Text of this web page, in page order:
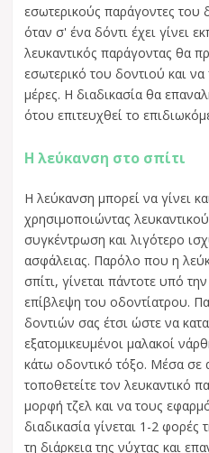
εσωτερικούς παράγοντες του
όταν σ' ένα δόντι έχει γίνει
λευκαντικός παράγοντας θα
εσωτερικό του δοντιού και να
μέρες. Η διαδικασία θα
ότου επιτευχθεί το
Η λεύκανση στο σπίτι
Η λεύκανση μπορεί να γίνει
χρησιμοποιώντας
συγκέντρωση και λιγότερο
ασφάλειας. Παρόλο που η
σπίτι, γίνεται πάντοτε υπό
επίβλεψη του οδοντίατρου.
δοντιών σας έτσι ώστε να
εξατομικευμένοι μαλακοί
κάτω οδοντικό τόξο. Μέσα σε
τοποθετείτε τον λευκαντικό
μορφή τζελ και να τους
διαδικασία γίνεται 1-2 φορές
τη διάρκεια της νύχτας και